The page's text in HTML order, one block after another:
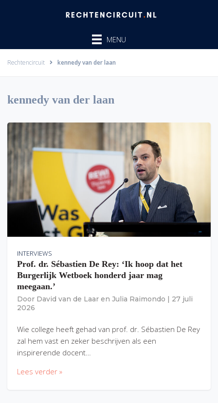
MENU
Rechtencircuit kennedy van der laan
kennedy van der laan
INTERVIEWS
Prof. dr. Sébastien De Rey: ‘Ik hoop dat het
Burgerlijk Wetboek honderd jaar mag
meegaan.’
Door David van de Laar en Julia Raimondo
27 juli
2026
Wie college heeft gehad van prof. dr. Sébastien De Rey
zal hem vast en zeker beschrijven als een
inspirerende docent…
Lees verder »